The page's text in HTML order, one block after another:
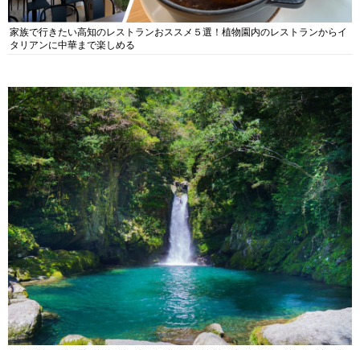
家族で行きたい高知のレストランおススメ５選！植物園内のレストランからイ
タリアンに中華まで楽しめる